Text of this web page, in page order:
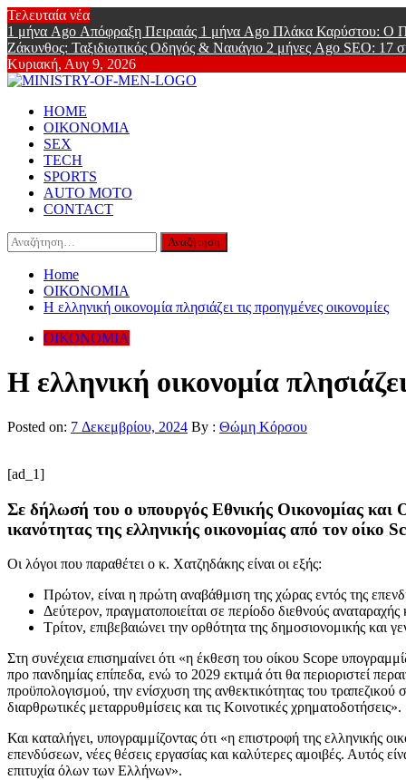
Skip
to
content
Τελευταία νέα
1 μήνα Ago Απόφραξη Πειραιάς 1 μήνα Ago Πλάκα Καρύστου: Ο
Ζάκυνθος: Ταξιδιωτικός Οδηγός & Ναυάγιο 2 μήνες Ago SEO: 17
Κυριακή, Αυγ 9, 2026
Online Lifestyle περιοδικό για Aνδρες
Primary
Menu
HOME
ΟΙΚΟΝΟΜΙΑ
SEX
TECH
SPORTS
AUTO MOTO
CONTACT
Αναζήτηση
για:
Home
ΟΙΚΟΝΟΜΙΑ
Η ελληνική οικονομία πλησιάζει τις προηγμένες οικονομίες
ΟΙΚΟΝΟΜΙΑ
Η ελληνική οικονομία
Posted on: 7 Δεκεμβρίου, 2024 By : Θώμη Κόρσου
[ad_1]
Σε δήλωσή του ο υπουργός Εθνικής Οικονομίας και
ικανότητας της ελληνικής οικονομίας από τον οίκο
Οι λόγοι που παραθέτει ο κ. Χατζηδάκης είναι οι εξής:
Πρώτον, είναι η πρώτη αναβάθμιση της χώρας εντός της
Δεύτερον, πραγματοποιείται σε περίοδο διεθνούς
Τρίτον, επιβεβαιώνει την ορθότητα της δημοσιονομικής και
Στη συνέχεια επισημαίνει ότι «η έκθεση του οίκου Scope
προ πανδημίας επίπεδα, ενώ το 2029 εκτιμά ότι θα περιοριστεί
προϋπολογισμού, την ενίσχυση της ανθεκτικότητας του
διαρθρωτικές μεταρρυθμίσεις και τις Κοινοτικές χρηματοδοτήσεις».
Και καταλήγει, υπογραμμίζοντας ότι «η επιστροφή της ελληνικής
επενδύσεων, νέες θέσεις εργασίας και καλύτερες αμοιβές. Αυτός
επιτυχία όλων των Ελλήνων».